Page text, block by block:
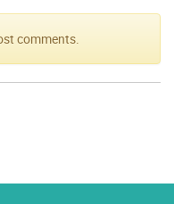
comments.